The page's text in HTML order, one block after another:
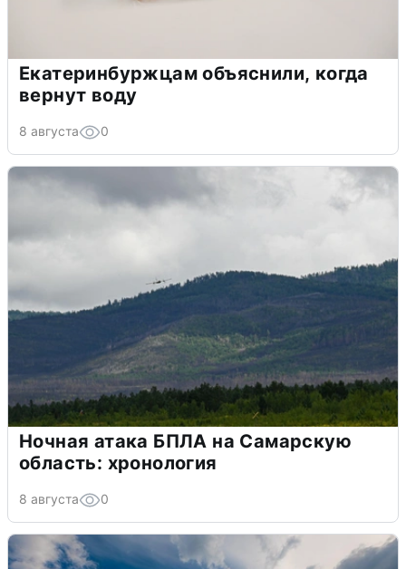
Екатеринбуржцам объяснили, когда
вернут воду
8 августа 0
Ночная атака БПЛА на Самарскую
область: хронология
8 августа 0